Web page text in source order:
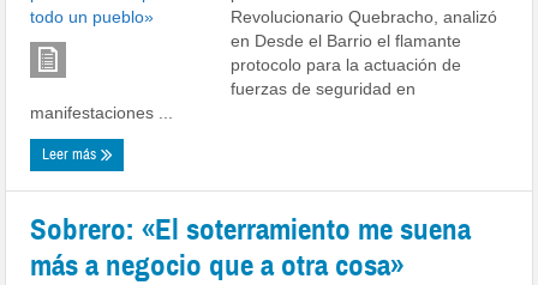
Revolucionario Quebracho, analizó
en Desde el Barrio el flamante
protocolo para la actuación de
fuerzas de seguridad en
manifestaciones ...
Leer más
Sobrero: «El soterramiento me suena
más a negocio que a otra cosa»